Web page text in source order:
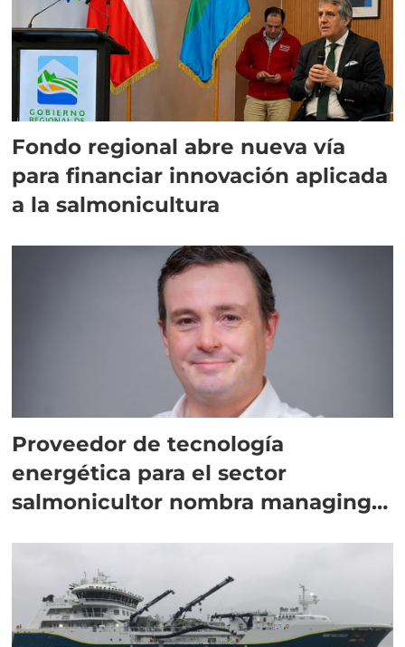
Fondo regional abre nueva vía
para financiar innovación aplicada
a la salmonicultura
Proveedor de tecnología
energética para el sector
salmonicultor nombra managing